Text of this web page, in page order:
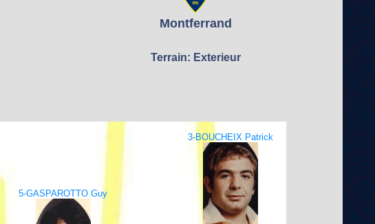
Montferrand
Terrain: Exterieur
3-BOUCHEIX Patrick
5-GASPAROTTO Guy